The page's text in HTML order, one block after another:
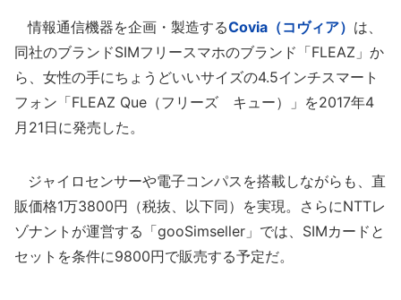
情報通信機器を企画・製造するCovia（コヴィア） は、
同社のブランドSIMフリースマホのブランド「FLEAZ」か
ら、女性の手にちょうどいいサイズの4.5インチスマート
フォン「FLEAZ Que（フリーズ キュー）」を2017年4
月21日に発売した。
ジャイロセンサーや電子コンパスを搭載しながらも、直
販価格1万3800円（税抜、以下同）を実現。さらにNTTレ
ゾナントが運営する「gooSimseller」では、SIMカードと
セットを条件に9800円で販売する予定だ。